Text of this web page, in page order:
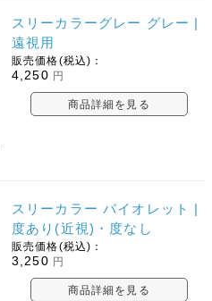
スリーカラーグレー グレー |
遠視用
販売価格(税込)：
4,250 円
商品詳細を見る
スリーカラー バイオレット |
度あり(近視)・度なし
販売価格(税込)：
3,250 円
商品詳細を見る